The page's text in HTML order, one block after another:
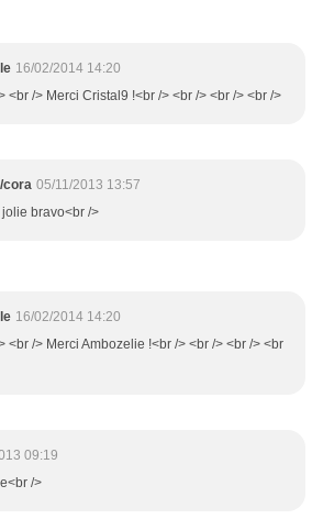
16/02/2014 14:20
<br /> Merci Cristal9 !<br /> <br /> <br /> <br />
cora 05/11/2013 13:57
bravo<br />
16/02/2014 14:20
<br /> Merci Ambozelie !<br /> <br /> <br /> <br
09:19
/>